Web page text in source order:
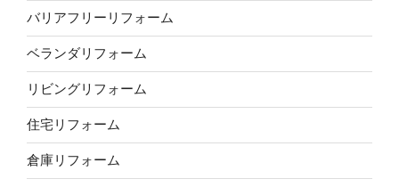
バリアフリーリフォーム
ベランダリフォーム
リビングリフォーム
住宅リフォーム
倉庫リフォーム